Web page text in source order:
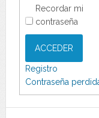
Recordar mi
contraseña
ACCEDER
Registro
Contraseña